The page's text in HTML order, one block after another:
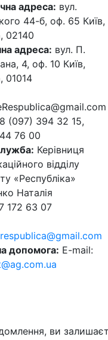
адреса: вул.
44-б, оф. 65 Київ,
02140
адреса: вул. П.
4, оф. 10 Київ,
01014
(097) 394 32 15,
76 00
Керівниця
відділу
«Республіка»
Наталія
172 63 07
допомога: E-mail:
ви